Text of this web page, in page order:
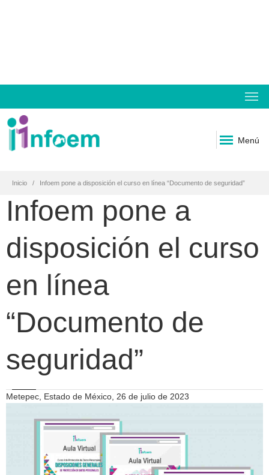
Menú
Inicio Infoem pone a disposición el curso en línea “Documento de seguridad”
Infoem pone a
disposición el curso
en línea
“Documento de
seguridad”
Metepec, Estado de México, 26 de julio de 2023